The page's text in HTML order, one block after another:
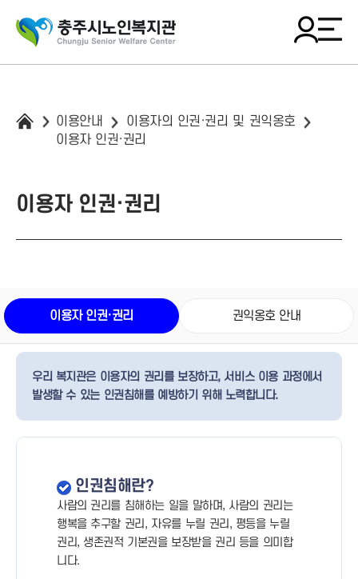
이용안내
이용자의 인권·권리 및 권익옹호
이용자 인권·권리
이용자 인권·권리
이용자 인권·권리 권익옹호 안내
우리 복지관은 이용자의 권리를 보장하고, 서비스 이용 과정에서
발생할 수 있는 인권침해를 예방하기 위해 노력합니다.
인권침해란?
사람의 권리를 침해하는 일을 말하며, 사람의 권리는
행복을 추구할 권리, 자유를 누릴 권리, 평등을 누릴
권리, 생존권적 기본권을 보장받을 권리 등을 의미합
니다.